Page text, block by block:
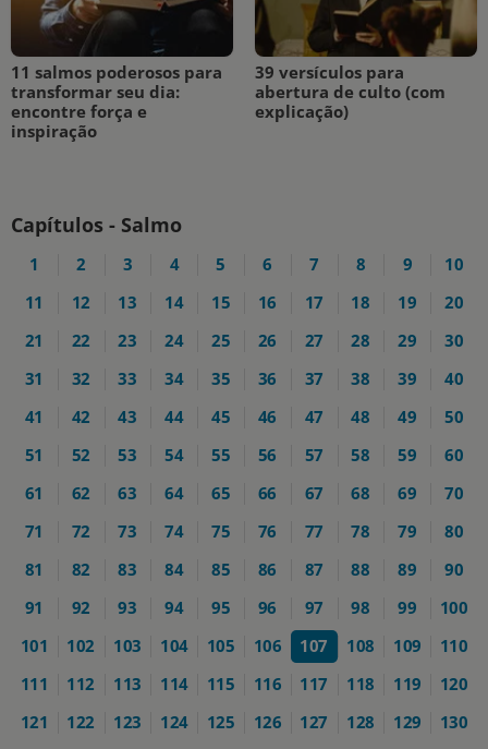
11 salmos poderosos para
transformar seu dia:
encontre força e
inspiração
39 versículos para
abertura de culto (com
explicação)
Capítulos - Salmo
1 2 3 4 5 6 7 8 9
10
11
12 13 14 15 16 17 18 19
20
21
22 23 24 25 26 27 28 29
30
31
32 33 34 35 36 37 38 39
40
41
42 43 44 45 46 47 48 49
50
51
52 53 54 55 56 57 58 59
60
61
62 63 64 65 66 67 68 69
70
71
72 73 74 75 76 77 78 79
80
81
82 83 84 85 86 87 88 89
90
91
92 93 94 95 96 97 98 99
100
101
102 103 104 105 106 107 108 109
110
111
112 113 114 115 116 117 118 119
120
121
122 123 124 125 126 127 128 129
130